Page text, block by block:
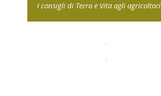
I consigli di Terra e Vita agli agricoltori